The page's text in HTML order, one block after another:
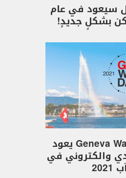
سيعود في عام
Geneva Watch Days يعود
والكتروني في